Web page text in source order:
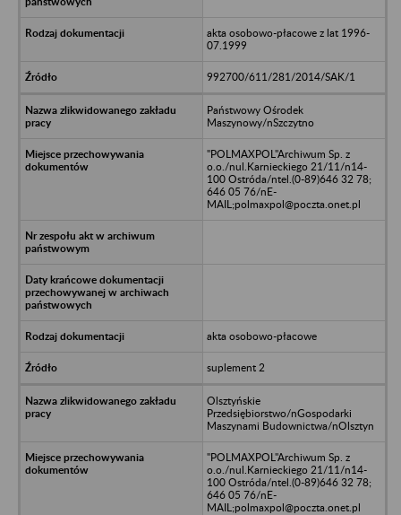
akta osobowo-płacowe z lat 1996-
07.1999
992700/611/281/2014/SAK/1
Państwowy Ośrodek
Maszynowy/nSzczytno
"POLMAXPOL"Archiwum Sp. z
o.o./nul.Karnieckiego 21/11/n14-
100 Ostróda/ntel.(0-89)646 32 78;
646 05 76/nE-
MAIL;polmaxpol@poczta.onet.pl
akta osobowo-płacowe
suplement 2
Olsztyńskie
Przedsiębiorstwo/nGospodarki
Maszynami Budownictwa/nOlsztyn
"POLMAXPOL"Archiwum Sp. z
o.o./nul.Karnieckiego 21/11/n14-
100 Ostróda/ntel.(0-89)646 32 78;
646 05 76/nE-
MAIL;polmaxpol@poczta.onet.pl